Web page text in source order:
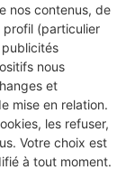
nos contenus, de
profil (particulier
nous
et
mise en relation.
les refuser,
Votre choix est
à tout moment.